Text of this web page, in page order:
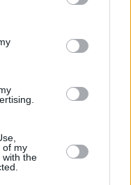
third-party tags to
in below Google
of my
with the